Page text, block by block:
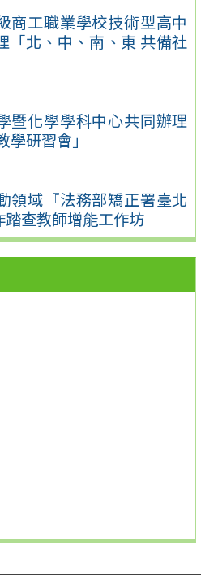
商工職業學校技術型高中
「北、中、南、東 共備社
暨化學學科中心共同辦理
學研習會」
領域『法務部矯正署臺北
查教師增能工作坊